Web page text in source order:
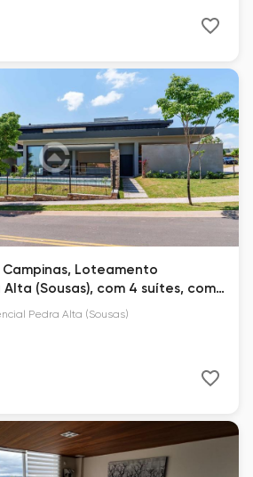
Loteamento
Alta (Sousas), com 4 suítes, com
Pedra Alta (Sousas)